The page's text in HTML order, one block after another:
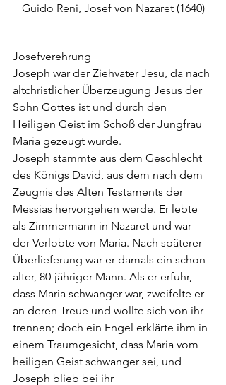
Guido Reni, Josef von Nazaret (1640)
Josefverehrung
Joseph war der Ziehvater Jesu, da nach
altchristlicher Überzeugung Jesus der
Sohn Gottes ist und durch den
Heiligen Geist im Schoß der Jungfrau
Maria gezeugt wurde.
Joseph stammte aus dem Geschlecht
des Königs David, aus dem nach dem
Zeugnis des Alten Testaments der
Messias hervorgehen werde. Er lebte
als Zimmermann in Nazaret und war
der Verlobte von Maria. Nach späterer
Überlieferung war er damals ein schon
alter, 80-jähriger Mann. Als er erfuhr,
dass Maria schwanger war, zweifelte er
an deren Treue und wollte sich von ihr
trennen; doch ein Engel erklärte ihm in
einem Traumgesicht, dass Maria vom
heiligen Geist schwanger sei, und
Joseph blieb bei ihr